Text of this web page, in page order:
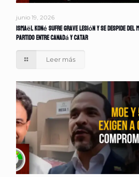
junio 19, 2026
Ismaël Koné sufre grave lesión y se despide del
partido entre Canadá y Catar
Leer más